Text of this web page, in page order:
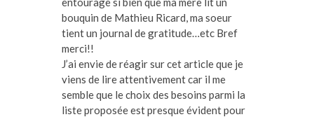
bouquin de Mathieu Ricard, ma soeur
tient un journal de gratitude…etc Bref
merci!!
J’ai envie de réagir sur cet article que je
viens de lire attentivement car il me
semble que le choix des besoins parmi la
liste proposée est presque évident pour